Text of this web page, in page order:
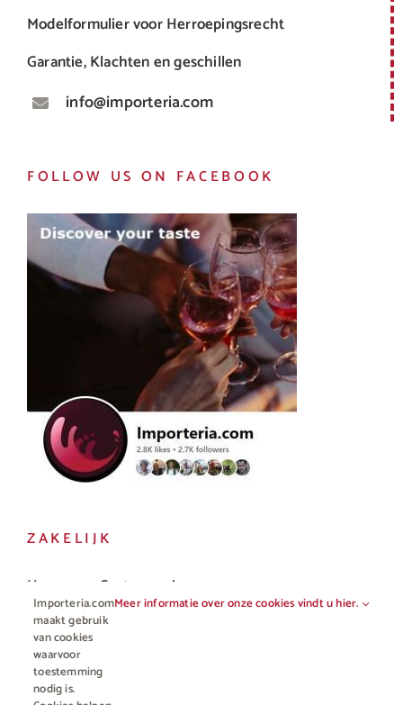
Modelformulier voor Herroepingsrecht
Garantie, Klachten en geschillen
info@importeria.com
FOLLOW US ON FACEBOOK
ZAKELIJK
Horeca en Gastronomie
Vakhandel
Importeria.com
maakt gebruik
van cookies
waarvoor
toestemming
nodig is.
Meer informatie over onze cookies vindt u hier.